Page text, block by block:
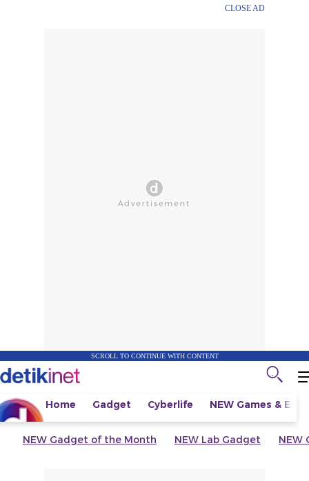
CLOSE AD
SCROLL TO CONTINUE WITH CONTENT
Home Gadget Cyberlife NEW Games &
NEW Gadget of the Month NEW Lab Gadget NEW